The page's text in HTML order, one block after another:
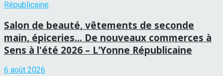
Salon de beauté, vêtements de seconde
main, épiceries… De nouveaux commerces à
Sens à l'été 2026 – L'Yonne Républicaine
6 août 2026